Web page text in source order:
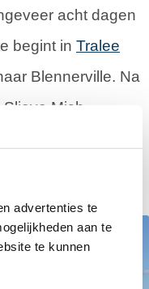
advertenties te
aan te
te kunnen
acht dagen
begint in Tralee
Blennerville. Na
Mish
pad via nauwe